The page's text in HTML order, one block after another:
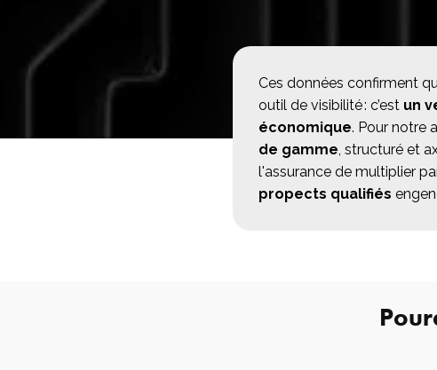
Ces données confirment
outil de visibilité : c’est un
économique. Pour notre
de gamme, structuré et
l'assurance de multiplier
propects qualifiés